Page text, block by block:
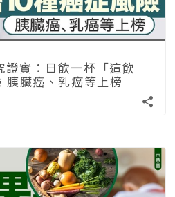
實：日飲一杯「這飲
胰臟癌、乳癌等上榜